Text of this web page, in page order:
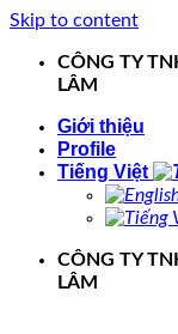
Skip to content
CÔNG TY
LÂM
Giới thiệu
Profile
Tiếng Việt
CÔNG TY
LÂM